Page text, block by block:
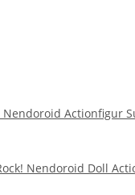
Actionfigur